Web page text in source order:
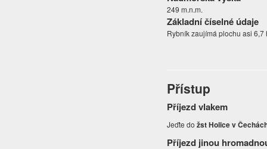
249 m.n.m.
Základní číselné údaje
Rybník zaujímá plochu asi
Přístup
Příjezd vlakem
Jeďte dožst Holice v
Příjezd jinou